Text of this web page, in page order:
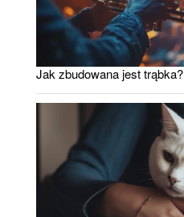
Jak zbudowana jest trąbka?